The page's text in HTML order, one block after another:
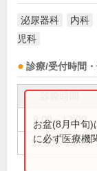
泌尿器科 内科
児科
診療/受付時間・
9:00～12:00
15:30～18:30
お盆(8月中旬)
に必ず医療機